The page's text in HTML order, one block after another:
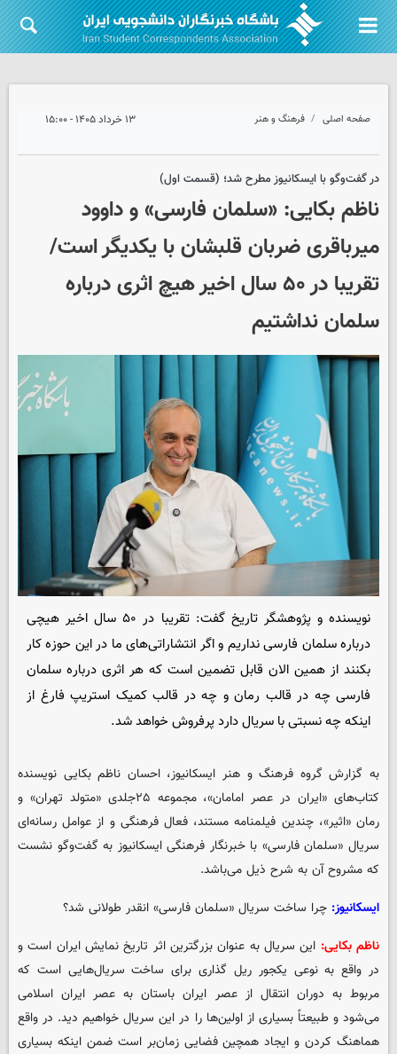
صفحه اصلی فرهنگ و هنر ۱۳ خرداد ۱۴۰۵ - ۱۵:۰۰
در گفت‌وگو با ایسکانیوز مطرح شد؛ (قسمت اول)
ناظم بکایی: «سلمان فارسی» و داوود
میرباقری ضربان قلبشان با یکدیگر است/
تقریبا در ۵۰ سال اخیر هیچ اثری درباره
سلمان نداشتیم
نویسنده و پژوهشگر تاریخ گفت: تقریبا در ۵۰ سال اخیر هیچی
درباره سلمان فارسی نداریم و اگر انتشاراتی‌های ما در این حوزه کار
بکنند از همین الان قابل تضمین است که هر اثری درباره سلمان
فارسی چه در قالب رمان و چه در قالب کمیک استریپ فارغ از
اینکه چه نسبتی با سریال دارد پرفروش خواهد شد.
به گزارش گروه فرهنگ و هنر ایسکانیوز، احسان ناظم بکایی نویسنده
کتاب‌های «ایران در عصر امامان»، مجموعه ۲۵جلدی «متولد تهران» و
رمان «اثیر»، چندین فیلمنامه مستند، فعال فرهنگی و از عوامل رسانه‌ای
سریال «سلمان فارسی» با خبرنگار فرهنگی ایسکانیوز به گفت‌وگو نشست
که مشروح آن به شرح ذیل می‌باشد.
ایسکانیوز: چرا ساخت سریال «سلمان فارسی» انقدر طولانی شد؟
ناظم بکایی: این سریال به عنوان بزرگترین اثر تاریخ نمایش ایران است و
در واقع به نوعی یکجور ریل گذاری برای ساخت سریال‌هایی است که
مربوط به دوران انتقال از عصر ایران باستان به عصر ایران اسلامی
می‌شود و طبیعتاً بسیاری از اولین‌ها را در این سریال خواهیم دید. در واقع
هماهنگ کردن و ایجاد همچین فضایی زمان‌بر است ضمن اینکه بسیاری